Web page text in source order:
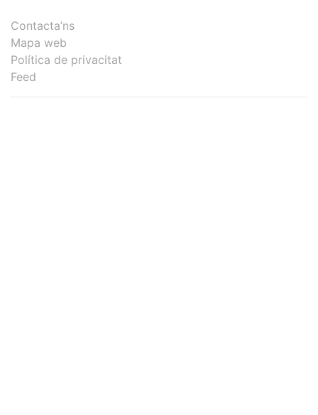
Contacta’ns
Mapa web
Política de privacitat
Feed